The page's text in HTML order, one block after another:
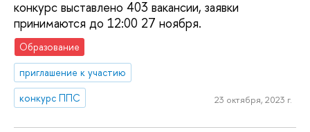
конкурс выставлено 403 вакансии, заявки
принимаются до 12:00 27 ноября.
Образование
приглашение к участию
конкурс ППС
23 октября, 2023 г.